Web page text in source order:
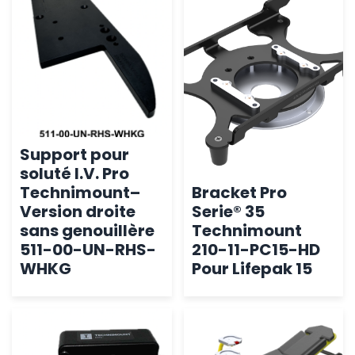
Support pour
soluté I.V. Pro
Technimount–
Version droite
sans genouillère
511-00-UN-RHS-
WHKG
Bracket Pro
Serie® 35
Technimount
210-11-PC15-HD
Pour Lifepak 15